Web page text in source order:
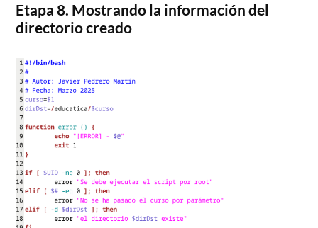
Etapa 8. Mostrando la información del
directorio creado